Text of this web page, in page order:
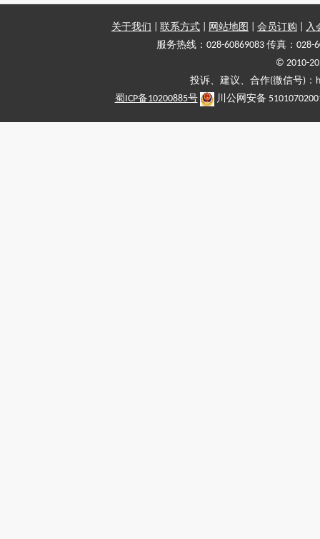
关于我们 联系方式 网站地图 会员订购
入
服务热线：028-60869083 传真：028-
© 2010-
投诉、建议、合作(微信号)
蜀ICP备10200885号
川公网安备